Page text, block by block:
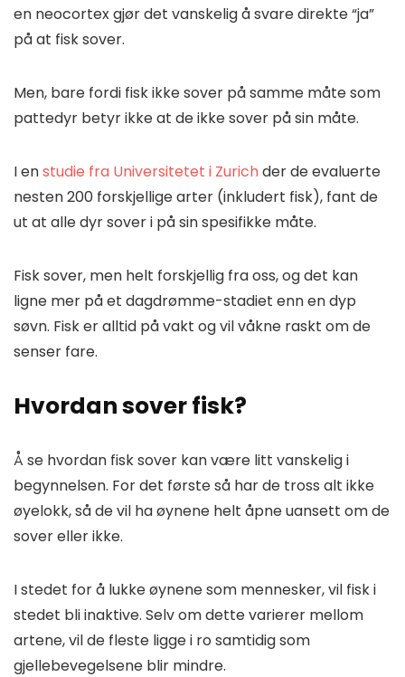
en neocortex gjør det vanskelig å svare direkte “ja”
på at fisk sover.
Men, bare fordi fisk ikke sover på samme måte som
pattedyr betyr ikke at de ikke sover på sin måte.
I enstudie fra Universitetet i Zurichder de evaluerte
nesten 200 forskjellige arter (inkludert fisk), fant de
ut at alle dyr sover i på sin spesifikke måte.
Fisk sover, men helt forskjellig fra oss, og det kan
ligne mer på et dagdrømme-stadiet enn en dyp
søvn. Fisk er alltid på vakt og vil våkne raskt om de
senser fare.
Hvordan sover fisk?
Å se hvordan fisk sover kan være litt vanskelig i
begynnelsen. For det første så har de tross alt ikke
øyelokk, så de vil ha øynene helt åpne uansett om de
sover eller ikke.
I stedet for å lukke øynene som mennesker, vil fisk i
stedet bli inaktive. Selv om dette varierer mellom
artene, vil de fleste ligge i ro samtidig som
gjellebevegelsene blir mindre.